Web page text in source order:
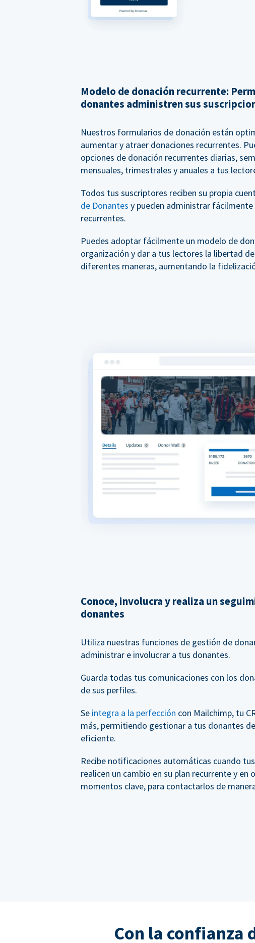
Modelo de donación recurrente:
donantes administren sus
Nuestros formularios de donación están
aumentar y atraer donaciones recurrentes.
opciones de donación recurrentes diarias,
mensuales, trimestrales y anuales a tus
Todos tus suscriptores reciben su propia
de Donantes y pueden administrar fácilmente
recurrentes.
Puedes adoptar fácilmente un modelo de
organización y dar a tus lectores la libertad
diferentes maneras, aumentando la
Conoce, involucra y realiza un
donantes
Utiliza nuestras funciones de gestión de
administrar e involucrar a tus donantes.
Guarda todas tus comunicaciones con los
de sus perfiles.
Se integra a la perfección con Mailchimp, tu
más, permitiendo gestionar a tus donantes
eficiente.
Recibe notificaciones automáticas cuando
realicen un cambio en su plan recurrente y en
momentos clave, para contactarlos de
Con la confianza